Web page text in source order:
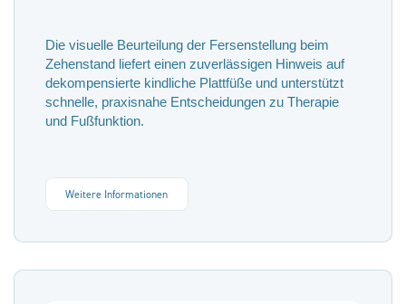
Die visuelle Beurteilung der Fersenstellung beim
Zehenstand liefert einen zuverlässigen Hinweis auf
dekompensierte kindliche Plattfüße und unterstützt
schnelle, praxisnahe Entscheidungen zu Therapie
und Fußfunktion.
Weitere Informationen